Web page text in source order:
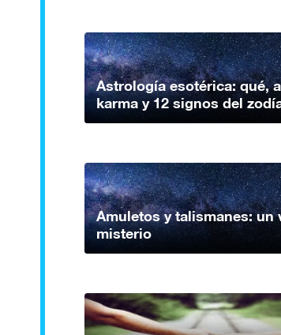
Astrología esotérica: qué,
karma y 12 signos del
Amuletos y talismanes: un
misterio